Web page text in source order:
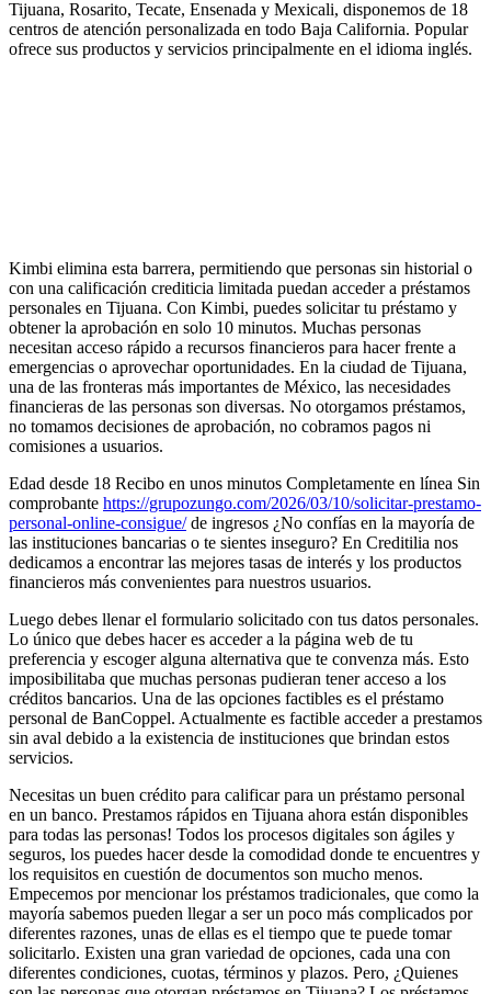
Tijuana, Rosarito, Tecate, Ensenada y Mexicali, disponemos de 18
centros de atención personalizada en todo Baja California. Popular
ofrece sus productos y servicios principalmente en el idioma inglés.
Kimbi elimina esta barrera, permitiendo que personas sin historial o
con una calificación crediticia limitada puedan acceder a préstamos
personales en Tijuana. Con Kimbi, puedes solicitar tu préstamo y
obtener la aprobación en solo 10 minutos. Muchas personas
necesitan acceso rápido a recursos financieros para hacer frente a
emergencias o aprovechar oportunidades. En la ciudad de Tijuana,
una de las fronteras más importantes de México, las necesidades
financieras de las personas son diversas. No otorgamos préstamos,
no tomamos decisiones de aprobación, no cobramos pagos ni
comisiones a usuarios.
Edad desde 18 Recibo en unos minutos Completamente en línea Sin
comprobante https://grupozungo.com/2026/03/10/solicitar-prestamo-
personal-online-consigue/de ingresos ¿No confías en la mayoría de
las instituciones bancarias o te sientes inseguro? En Creditilia nos
dedicamos a encontrar las mejores tasas de interés y los productos
financieros más convenientes para nuestros usuarios.
Luego debes llenar el formulario solicitado con tus datos personales.
Lo único que debes hacer es acceder a la página web de tu
preferencia y escoger alguna alternativa que te convenza más. Esto
imposibilitaba que muchas personas pudieran tener acceso a los
créditos bancarios. Una de las opciones factibles es el préstamo
personal de BanCoppel. Actualmente es factible acceder a prestamos
sin aval debido a la existencia de instituciones que brindan estos
servicios.
Necesitas un buen crédito para calificar para un préstamo personal
en un banco. Prestamos rápidos en Tijuana ahora están disponibles
para todas las personas! Todos los procesos digitales son ágiles y
seguros, los puedes hacer desde la comodidad donde te encuentres y
los requisitos en cuestión de documentos son mucho menos.
Empecemos por mencionar los préstamos tradicionales, que como la
mayoría sabemos pueden llegar a ser un poco más complicados por
diferentes razones, unas de ellas es el tiempo que te puede tomar
solicitarlo. Existen una gran variedad de opciones, cada una con
diferentes condiciones, cuotas, términos y plazos. Pero, ¿Quienes